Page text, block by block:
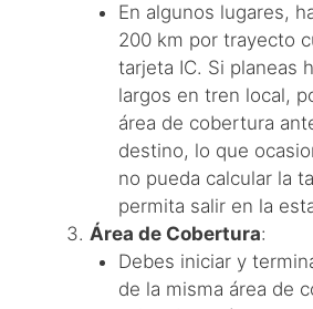
En algunos lugares,
200 km por trayecto
tarjeta IC. Si planeas
largos en tren local,
área de cobertura
destino, lo que
no pueda calcular la
permita salir en la
Área de Cobertura:
Debes iniciar y
de la misma área de